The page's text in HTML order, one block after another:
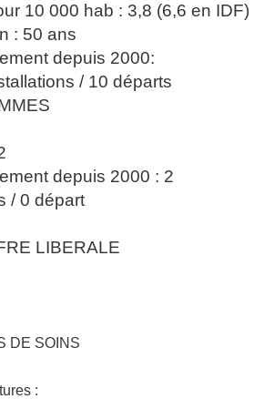
10 000 hab : 3,8 (6,6 en IDF)
: 50 ans
depuis 2000:
/ 10 départs
depuis 2000 : 2
/ 0 départ
LIBERALE
DE SOINS
: